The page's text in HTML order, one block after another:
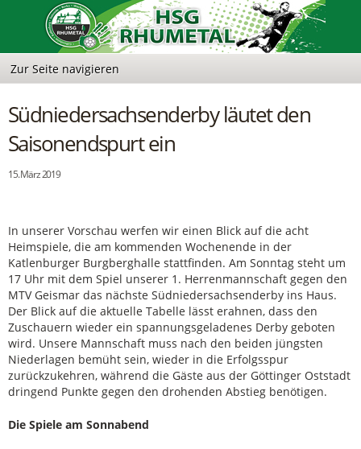
Südniedersachsenderby läutet den
Saisonendspurt ein
15. März 2019
In unserer Vorschau werfen wir einen Blick auf die acht
Heimspiele, die am kommenden Wochenende in der
Katlenburger Burgberghalle stattfinden. Am Sonntag steht um
17 Uhr mit dem Spiel unserer 1. Herrenmannschaft gegen den
MTV Geismar das nächste Südniedersachsenderby ins Haus.
Der Blick auf die aktuelle Tabelle lässt erahnen, dass den
Zuschauern wieder ein spannungsgeladenes Derby geboten
wird. Unsere Mannschaft muss nach den beiden jüngsten
Niederlagen bemüht sein, wieder in die Erfolgsspur
zurückzukehren, während die Gäste aus der Göttinger Oststadt
dringend Punkte gegen den drohenden Abstieg benötigen.
Die Spiele am Sonnabend